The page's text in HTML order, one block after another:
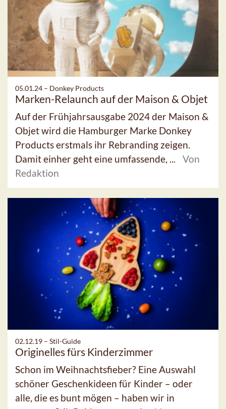
05.01.24 – Donkey Products
Marken-Relaunch auf der Maison & Objet
Auf der Frühjahrsausgabe 2024 der Maison &
Objet wird die Hamburger Marke Donkey
Products erstmals ihr Rebranding zeigen.
Damit einher geht eine umfassende, ...
Von
Redaktion
02.12.19 – Stil-Guide
Originelles fürs Kinderzimmer
Schon im Weihnachtsfieber? Eine Auswahl
schöner Geschenkideen für Kinder – oder
alle, die es bunt mögen – haben wir in